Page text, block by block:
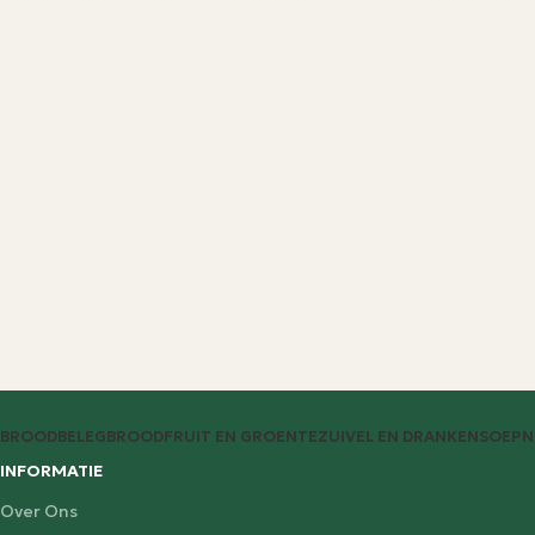
BROODBELEGBROODFRUIT EN GROENTEZUIVEL EN DRANKENSOEP
INFORMATIE
Over Ons